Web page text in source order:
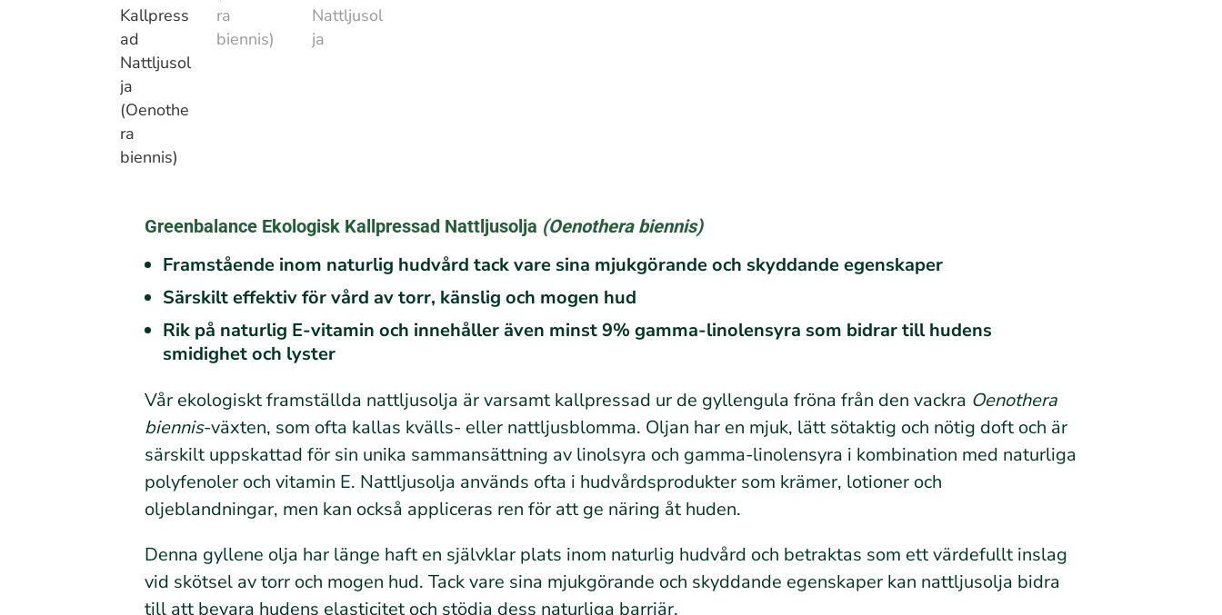
Greenbalance Ekologisk Kallpressad Nattljusolja (Oenothera biennis)
Framstående inom naturlig hudvård tack vare sina mjukgörande och skyddande egenskaper
Särskilt effektiv för vård av torr, känslig och mogen hud
Rik på naturlig E-vitamin och innehåller även minst 9% gamma-linolensyra som bidrar till hudens
smidighet och lyster
Vår ekologiskt framställda nattljusolja är varsamt kallpressad ur de gyllengula fröna från den vackra Oenothera
biennis-växten, som ofta kallas kvälls- eller nattljusblomma. Oljan har en mjuk, lätt sötaktig och nötig doft och är
särskilt uppskattad för sin unika sammansättning av linolsyra och gamma-linolensyra i kombination med naturliga
polyfenoler och vitamin E. Nattljusolja används ofta i hudvårdsprodukter som krämer, lotioner och
oljeblandningar, men kan också appliceras ren för att ge näring åt huden.
Denna gyllene olja har länge haft en självklar plats inom naturlig hudvård och betraktas som ett värdefullt inslag
vid skötsel av torr och mogen hud. Tack vare sina mjukgörande och skyddande egenskaper kan nattljusolja bidra
till att bevara hudens elasticitet och stödja dess naturliga barriär.